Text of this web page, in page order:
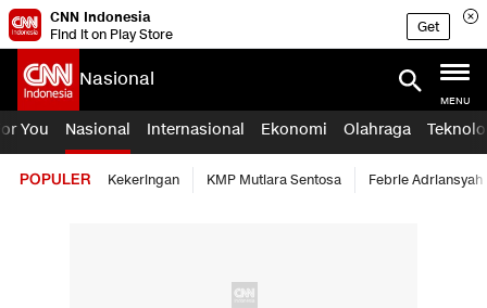
CNN Indonesia
Find it on Play Store
Get
Nasional
MENU
You Nasional Internasional Ekonomi Olahraga
POPULER Kekeringan KMP Mutiara Sentosa Febrie Adriansyah